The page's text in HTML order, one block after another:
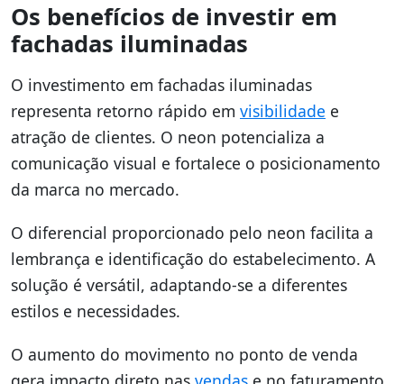
Os benefícios de investir em
fachadas iluminadas
O investimento em fachadas iluminadas
representa retorno rápido em visibilidade e
atração de clientes. O neon potencializa a
comunicação visual e fortalece o posicionamento
da marca no mercado.
O diferencial proporcionado pelo neon facilita a
lembrança e identificação do estabelecimento. A
solução é versátil, adaptando-se a diferentes
estilos e necessidades.
O aumento do movimento no ponto de venda